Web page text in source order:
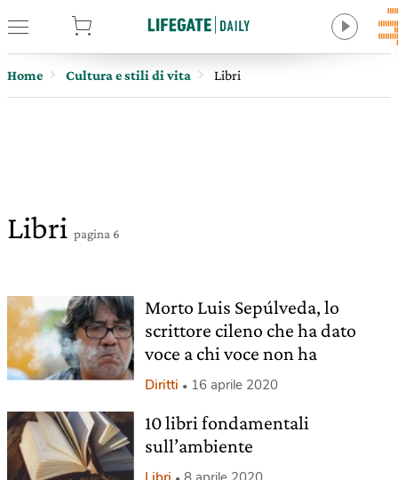
Home Cultura e stili di vita Libri
Libri pagina 6
Morto Luis Sepúlveda, lo
scrittore cileno che ha dato
voce a chi voce non ha
Diritti 16 aprile 2020
10 libri fondamentali
sull’ambiente